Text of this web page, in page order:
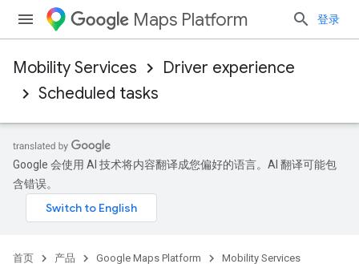
Maps Platform 登录
Mobility Services
Driver experience
Scheduled tasks
Google 会使用 AI 技术将内容翻译成您偏好的语言。AI 翻译可能包
含错误。
首页 产品 Google Maps Platform
Mobility Services